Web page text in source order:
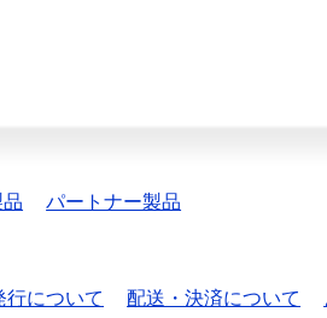
パートナー製品
行について 配送・決済について